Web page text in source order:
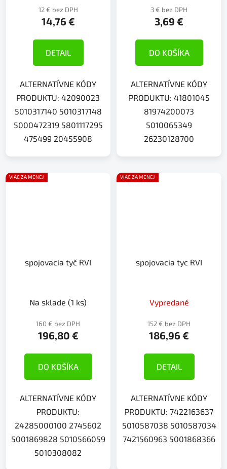
12 € bez DPH
14,76 €
DETAIL
ALTERNATÍVNE KÓDY
PRODUKTU: 42090023
5010317140 5010317148
5000472319 5801117295
475499 20455908
3 € bez DPH
3,69 €
DO KOŠÍKA
ALTERNATÍVNE KÓDY
PRODUKTU: 41801045
81974200073
5010065349
26230128700
VIAC ZA MENEJ
spojovacia tyč RVI
Na sklade (1 ks)
160 € bez DPH
196,80 €
DO KOŠÍKA
ALTERNATÍVNE KÓDY
PRODUKTU:
24285000100 2745602
5001869828 5010566059
5010308082
VIAC ZA MENEJ
spojovacia tyc RVI
Vypredané
152 € bez DPH
186,96 €
DETAIL
ALTERNATÍVNE KÓDY
PRODUKTU: 7422163637
5010587038 5010587034
7421560963 5001868366